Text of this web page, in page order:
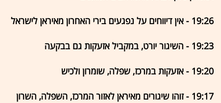
19:26 - אין דיווחים על נפגעים בירי האחרון מאיראן לישראל
19:23 - השיגור יורט, במקביל אזעקות גם בבקעה
19:20 - אזעקות במרכז, שפלה, שומרון ולכיש
19:17 - זוהו שיגורים מאיראן לאזור המרכז, השפלה, השרון